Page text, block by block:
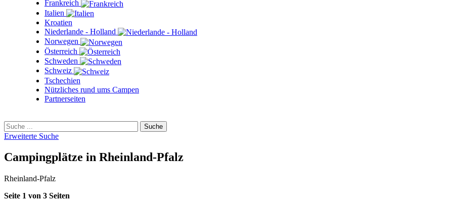
Frankreich
Italien
Kroatien
Niederlande - Holland
Norwegen
Österreich
Schweden
Schweiz
Tschechien
Nützliches rund ums Campen
Partnerseiten
Erweiterte Suche
Campingplätze in Rheinland-Pfalz
Rheinland-Pfalz
Seite 1 von 3 Seiten